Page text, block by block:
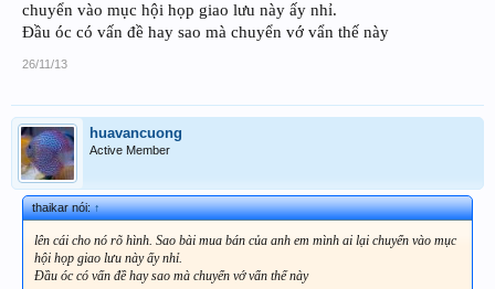
chuyển vào mục hội họp giao lưu này ấy nhỉ.
Đầu óc có vấn đề hay sao mà chuyển vớ vẩn thế này
26/11/13
huavancuong
Active Member
thaikar nói:↑
lên cái cho nó rõ hình. Sao bài mua bán của anh em mình ai lại chuyển vào mục
hội họp giao lưu này ấy nhỉ.
Đầu óc có vấn đề hay sao mà chuyển vớ vẩn thế này